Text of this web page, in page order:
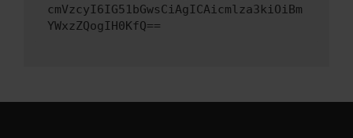
cmVzcyI6IG51bGwsCiAgICAicmlza3kiOiBm
YWxzZQogIH0KfQ==